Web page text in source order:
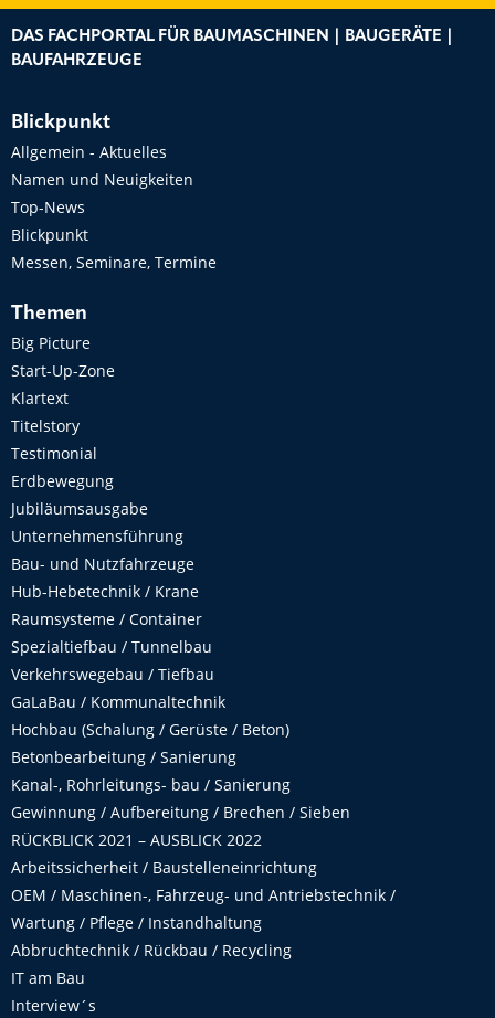
DAS FACHPORTAL FÜR BAUMASCHINEN | BAUGERÄTE |
BAUFAHRZEUGE
Blickpunkt
Allgemein - Aktuelles
Namen und Neuigkeiten
Top-News
Blickpunkt
Messen, Seminare, Termine
Themen
Big Picture
Start-Up-Zone
Klartext
Titelstory
Testimonial
Erdbewegung
Jubiläumsausgabe
Unternehmensführung
Bau- und Nutzfahrzeuge
Hub-Hebetechnik / Krane
Raumsysteme / Container
Spezialtiefbau / Tunnelbau
Verkehrswegebau / Tiefbau
GaLaBau / Kommunaltechnik
Hochbau (Schalung / Gerüste / Beton)
Betonbearbeitung / Sanierung
Kanal-, Rohrleitungs- bau / Sanierung
Gewinnung / Aufbereitung / Brechen / Sieben
RÜCKBLICK 2021 – AUSBLICK 2022
Arbeitssicherheit / Baustelleneinrichtung
OEM / Maschinen-, Fahrzeug- und Antriebstechnik /
Wartung / Pflege / Instandhaltung
Abbruchtechnik / Rückbau / Recycling
IT am Bau
Interview´s